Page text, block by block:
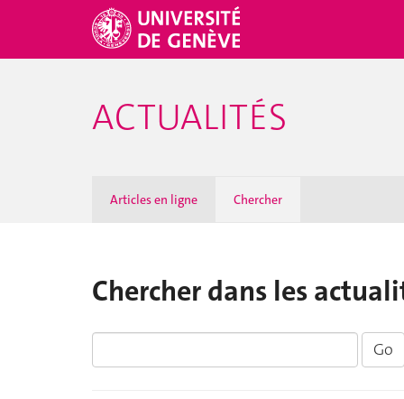
ACTUALITÉS
Articles en ligne Chercher
Chercher dans les